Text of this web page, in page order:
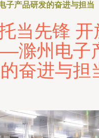
产品研发的奋进与担当
当先锋 开
滁州电子
的奋进与担